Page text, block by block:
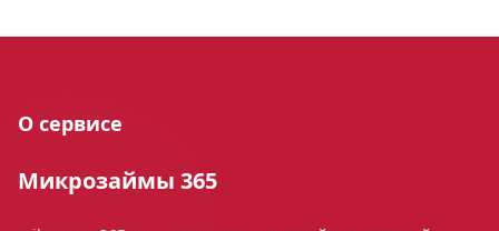
О сервисе
Микрозаймы 365